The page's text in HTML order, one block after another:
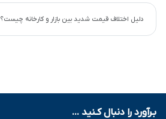
دلیل اختلاف قیمت شدید بین بازار و کارخانه چیست؟
بـرآورد را دنبال کـنید ...